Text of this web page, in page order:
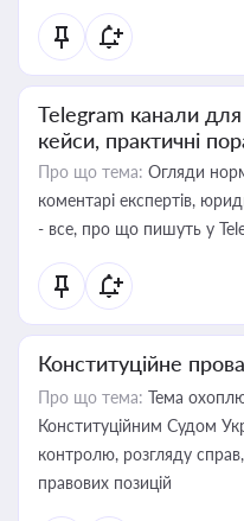
Telegram канали
кейси, практичні
Про що тема: Огляди
коментарі експертів,
- все, про що пишуть у
Конституційне
Про що тема: Тема
Конституційним Судом
контролю, розгляду
правових позицій